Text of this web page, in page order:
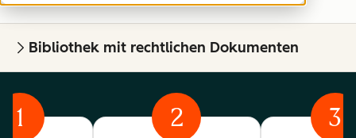
Bibliothek mit rechtlichen Dokumenten
1 2 3